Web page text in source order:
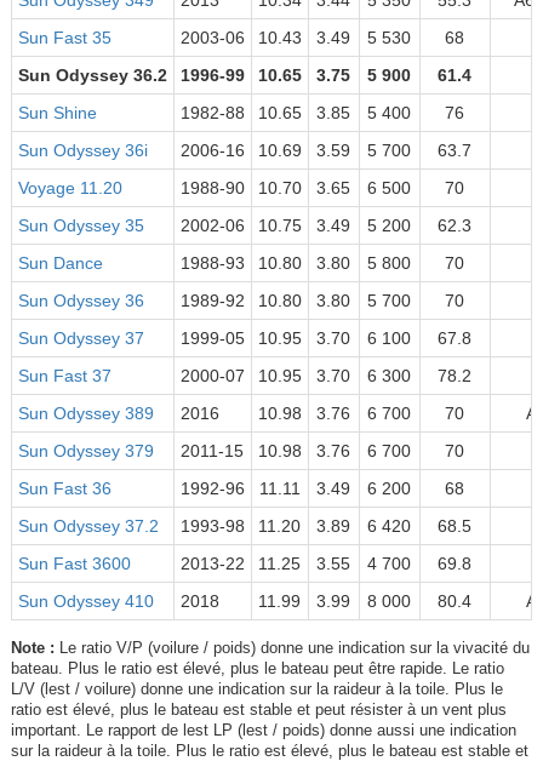
Sun Fast 35
2003-06 10.43 3.49 5 530 68
Sun Odyssey 36.2
1996-99 10.65 3.75 5 900 61.4
Sun Shine
1982-88 10.65 3.85 5 400 76
Sun Odyssey 36i
2006-16 10.69 3.59 5 700 63.7
Voyage 11.20
1988-90 10.70 3.65 6 500 70
Sun Odyssey 35
2002-06 10.75 3.49 5 200 62.3
Sun Dance
1988-93 10.80 3.80 5 800 70
Sun Odyssey 36
1989-92 10.80 3.80 5 700 70
Sun Odyssey 37
1999-05 10.95 3.70 6 100 67.8
Sun Fast 37
2000-07 10.95 3.70 6 300 78.2
Sun Odyssey 389
2016 10.98 3.76 6 700 70
Sun Odyssey 379
2011-15 10.98 3.76 6 700 70
Sun Fast 36
1992-96 11.11 3.49 6 200 68
Sun Odyssey 37.2
1993-98 11.20 3.89 6 420 68.5
Sun Fast 3600
2013-22 11.25 3.55 4 700 69.8
Sun Odyssey 410
2018 11.99 3.99 8 000 80.4
Note : Le ratio V/P (voilure / poids) donne une indication sur la vivacité du
bateau. Plus le ratio est élevé, plus le bateau peut être rapide. Le ratio
L/V (lest / voilure) donne une indication sur la raideur à la toile. Plus le
ratio est élevé, plus le bateau est stable et peut résister à un vent plus
important. Le rapport de lest LP (lest / poids) donne aussi une indication
sur la raideur à la toile. Plus le ratio est élevé, plus le bateau est stable et